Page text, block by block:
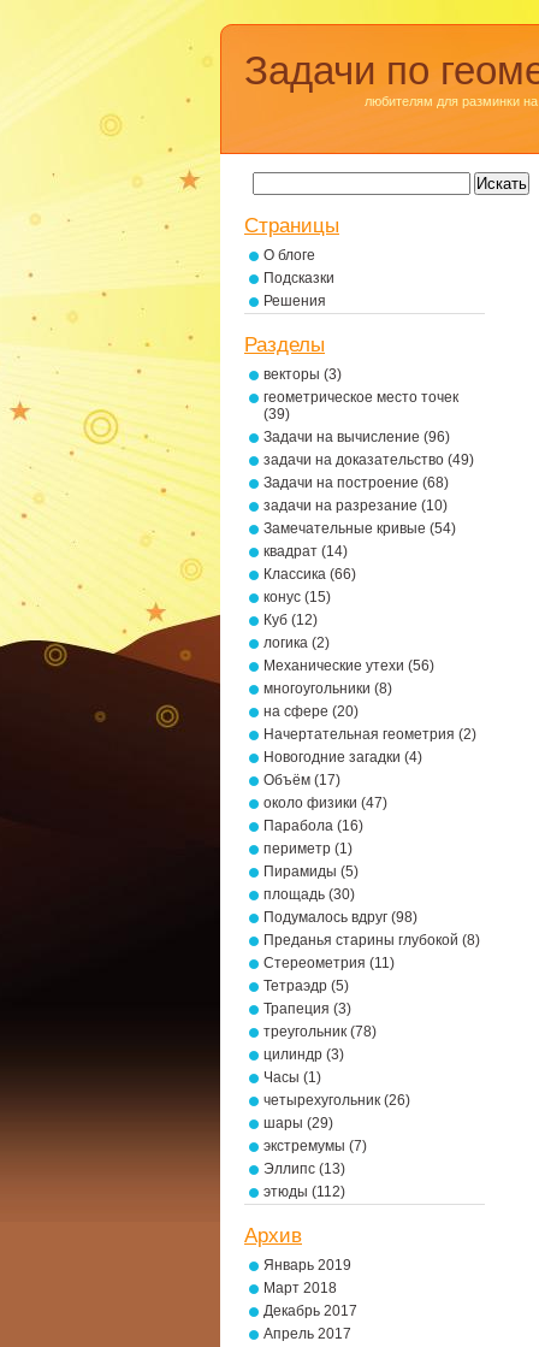
Задачи по
любителям для разминки на
Страницы
О блоге
Подсказки
Решения
Разделы
векторы (3)
геометрическое место точек
(39)
Задачи на вычисление (96)
задачи на доказательство (49)
Задачи на построение (68)
задачи на разрезание (10)
Замечательные кривые (54)
квадрат (14)
Классика (66)
конус (15)
Куб (12)
логика (2)
Механические утехи (56)
многоугольники (8)
на сфере (20)
Начертательная геометрия (2)
Новогодние загадки (4)
Объём (17)
около физики (47)
Парабола (16)
периметр (1)
Пирамиды (5)
площадь (30)
Подумалось вдруг (98)
Преданья старины глубокой (8)
Стереометрия (11)
Тетраэдр (5)
Трапеция (3)
треугольник (78)
цилиндр (3)
Часы (1)
четырехугольник (26)
шары (29)
экстремумы (7)
Эллипс (13)
этюды (112)
Архив
Январь 2019
Март 2018
Декабрь 2017
Апрель 2017